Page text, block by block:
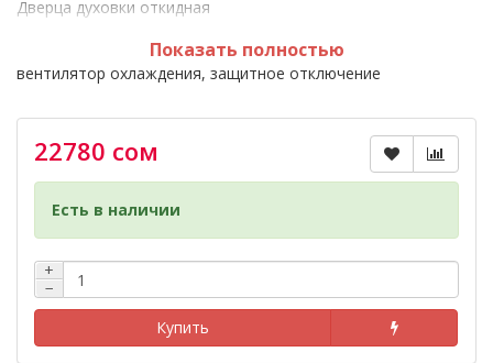
Дверца духовки откидная
Другие функции и особенности подсветка камеры,
вентилятор охлаждения, защитное отключение
Фасад: нержавеющая сталь
Особенности
Вертел с электроприводом
Съемные проволочные направляющие духовки
Подсветка духовки двойная
Усиленный гриль с конвекцией
*** Размещённая на сайте информация не является
Показать полностью
22780 сом
Есть в наличии
+
−
Купить